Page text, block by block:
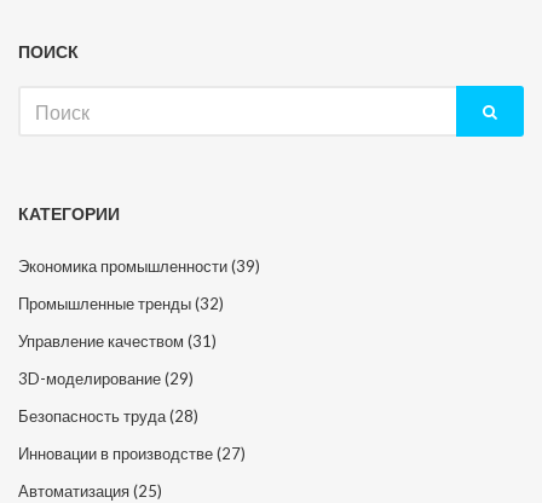
в ближайшие годы. Узнайте, как машиностроение
обществу.
ПОИСК
КАТЕГОРИИ
Экономика промышленности(39)
Промышленные тренды(32)
Управление качеством (31)
3D-моделирование(29)
Безопасность труда(28)
Инновации в производстве(27)
Автоматизация(25)